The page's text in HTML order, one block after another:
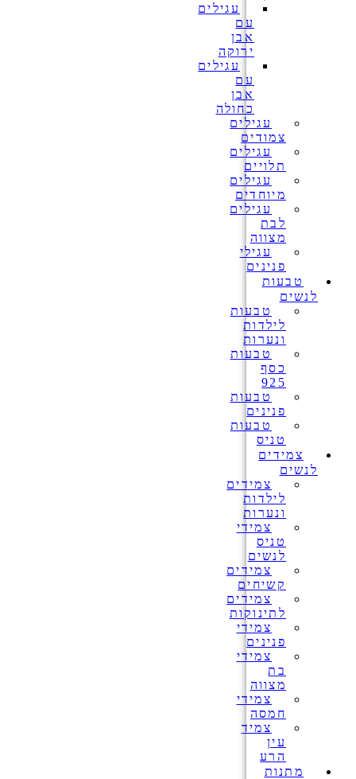
עגילים
עם
אבן
ירוקה
עגילים
עם
אבן
כחולה
עגילים
צמודים
עגילים
תלויים
עגילים
מיוחדים
עגילים
לבת
מצווה
עגילי
פנינים
טבעות
לנשים
טבעות
לילדות
ונערות
טבעות
כסף
925
טבעות
פנינים
טבעות
טניס
צמידים
לנשים
צמידים
לילדות
ונערות
צמידי
טניס
לנשים
צמידים
קשיחים
צמידים
לתינוקות
צמידי
פנינים
צמידי
בת
מצווה
צמידי
חמסה
צמיד
עין
הרע
מתנות